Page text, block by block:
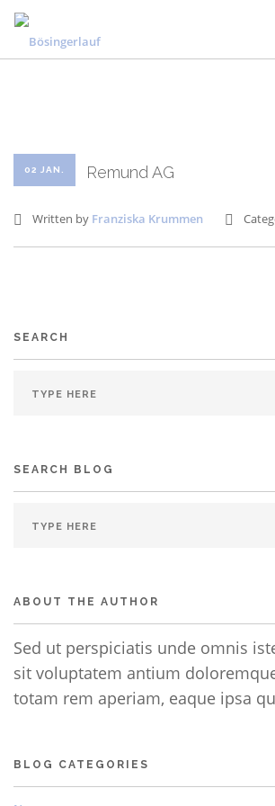
RESULTATE UND FOTOS
02 JAN. Remund AG
Written by Franziska Krummen
SEARCH
SEARCH BLOG
ABOUT THE AUTHOR
Sed ut perspiciatis unde omnis
sit voluptatem antium
totam rem aperiam, eaque ipsa
BLOG CATEGORIES